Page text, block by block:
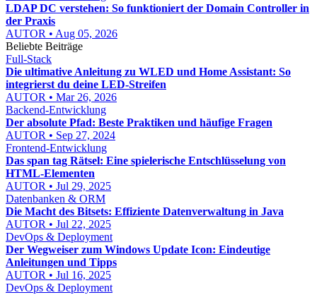
LDAP DC verstehen: So funktioniert der Domain Controller in
der Praxis
AUTOR • Aug 05, 2026
Beliebte Beiträge
Full-Stack
Die ultimative Anleitung zu WLED und Home Assistant: So
integrierst du deine LED-Streifen
AUTOR • Mar 26, 2026
Backend-Entwicklung
Der absolute Pfad: Beste Praktiken und häufige Fragen
AUTOR • Sep 27, 2024
Frontend-Entwicklung
Das span tag Rätsel: Eine spielerische Entschlüsselung von
HTML-Elementen
AUTOR • Jul 29, 2025
Datenbanken & ORM
Die Macht des Bitsets: Effiziente Datenverwaltung in Java
AUTOR • Jul 22, 2025
DevOps & Deployment
Der Wegweiser zum Windows Update Icon: Eindeutige
Anleitungen und Tipps
AUTOR • Jul 16, 2025
DevOps & Deployment